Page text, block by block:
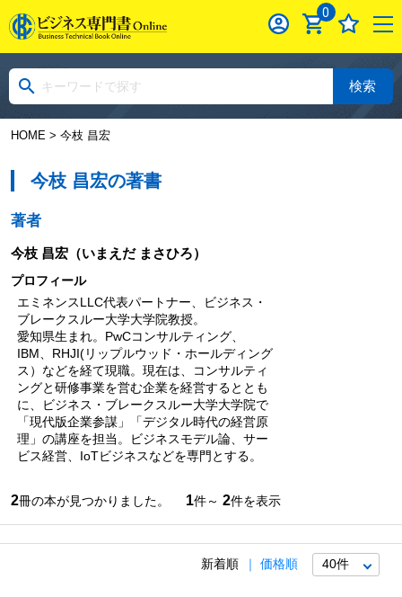
0
検索
HOME> 今枝 昌宏
今枝 昌宏の著書
著者
今枝 昌宏（いまえだ まさひろ）
プロフィール
エミネンスLLC代表パートナー、ビジネス・
ブレークスルー大学大学院教授。
愛知県生まれ。PwCコンサルティング、
IBM、RHJI(リップルウッド・ホールディング
ス）などを経て現職。現在は、コンサルティ
ングと研修事業を営む企業を経営するととも
に、ビジネス・ブレークスルー大学大学院で
「現代版企業参謀」「デジタル時代の経営原
理」の講座を担当。ビジネスモデル論、サー
ビス経営、IoTビジネスなどを専門とする。
2冊の本が見つかりました。 1件～ 2件を表示
新着順 価格順